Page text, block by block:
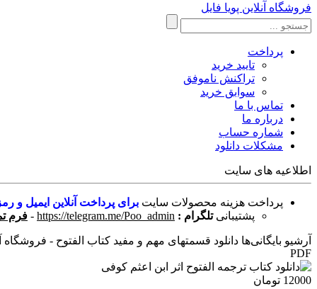
فروشگاه آنلاین پویا فایل
پرداخت
تایید خرید
تراکنش ناموفق
سوابق خرید
تماس با ما
درباره ما
شماره حساب
مشکلات دانلود
اطلاعیه های سایت
پرداخت هزینه محصولات سایت برای پرداخت آنلاین ایمیل و
پشتیبانی تلگرام : https://telegram.me/Poo_admin
- فرم
آرشیو بایگانی‌ها دانلود قسمتهای مهم و مفید کتاب الفتوح - فروشگاه
PDF
12000 تومان